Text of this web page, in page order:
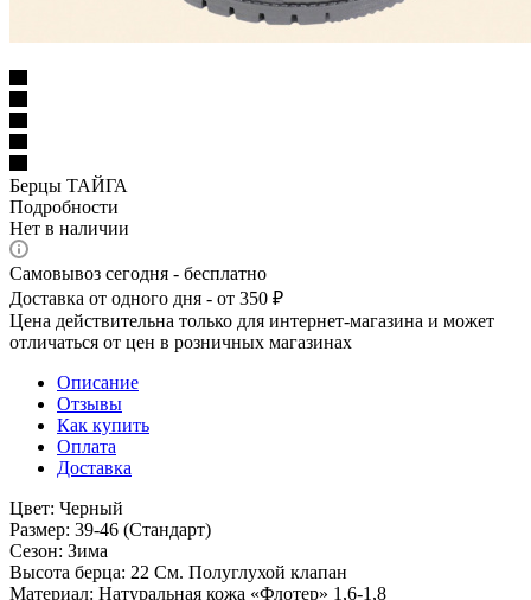
Берцы ТАЙГА
Подробности
Нет в наличии
Самовывоз сегодня - бесплатно
Доставка от одного дня - от 350 ₽
Цена действительна только для интернет-магазина и может
отличаться от цен в розничных магазинах
Описание
Отзывы
Как купить
Оплата
Доставка
Цвет: Черный
Размер: 39-46 (Стандарт)
Сезон: Зима
Высота берца: 22 См. Полуглухой клапан
Материал: Натуральная кожа «Флотер» 1,6-1,8